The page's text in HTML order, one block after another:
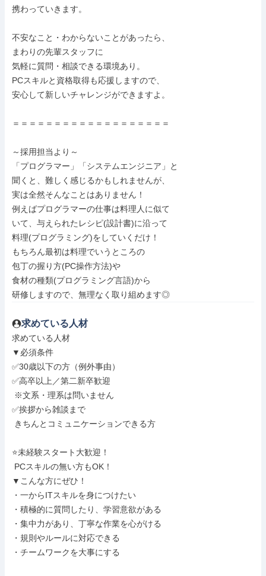
携わっていきます。
不安なこと・わからないことがあったら、
まわりの先輩スタッフに
気軽に質問・相談できる環境あり。
PCスキルと資格取得も応援しますので、
安心して新しいチャレンジができますよ。
＝＝＝＝＝＝＝＝＝＝＝＝＝＝＝＝＝＝＝
～採用担当より～
「プログラマー」「システムエンジニア」と
聞くと、難しく感じるかもしれませんが、
実は全然そんなことはありません！
例えばプログラマーの仕事は料理人に似て
いて、与えられたレシピ(設計書)に沿って
料理(プログラミング)をしていくだけ！
もちろん最初は料理でいうところの
包丁の握り方(PC操作方法)や
食材の種類(プログラミング言語)から
研修しますので、無理なく取り組めます◎
求めている人材
求めている人材
▼必須条件
✅30歳以下の方（例外事由）
✅高卒以上／第二新卒歓迎
✅挨拶から雑談まで
⭐未経験スタート大歓迎！
▼こんな方にぜひ！
・一からITスキルを身につけたい
・積極的に質問したり、学習意欲がある
・集中力があり、丁寧な作業を心がける
・規則やルールに対応できる
・チームワークを大事にする